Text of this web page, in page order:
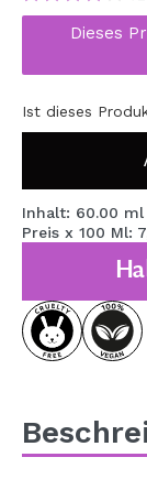
KOREA
TRAVEL
SPECIALS
OUTLET
SIE SIND
BALD
Dieses
Ist dieses
Inhalt: 60.00 ml
Preis x 100 Ml: